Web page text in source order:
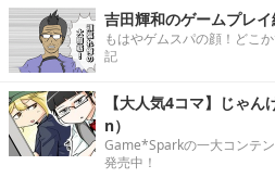
吉田輝和のゲームプレ
もはやゲムスパの顔！どこ
記
【大人気4コマ】じゃ
n）
Game*Sparkの一大コンテ
発売中！